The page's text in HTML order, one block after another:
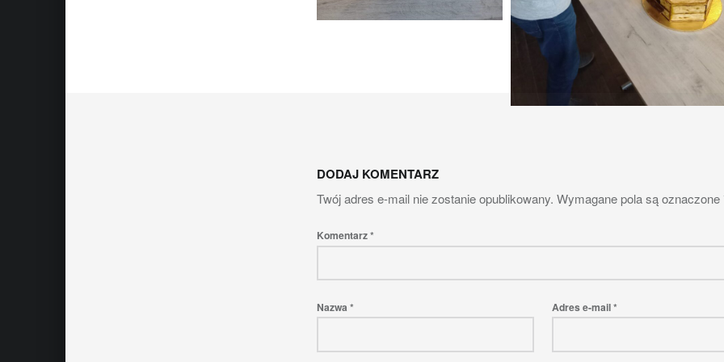
Skip back to main navigation
DODAJ KOMENTARZ
Twój adres e-mail nie zostanie opublikowany. Wymagane pola są oznaczone
Komentarz*
Nazwa * Adres e-mail*